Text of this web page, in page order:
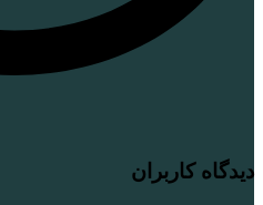
دیدگاه کاربران